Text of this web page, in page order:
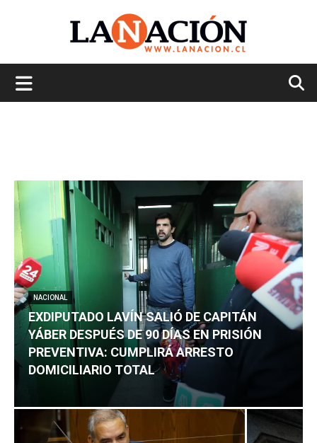
NACIONAL
EXDIPUTADO LAVÍN SALIÓ DE CAPITÁN
YÁBER DESPUÉS DE 90 DÍAS EN PRISIÓN
PREVENTIVA: CUMPLIRÁ ARRESTO
DOMICILIARIO TOTAL